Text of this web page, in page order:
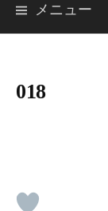
メニュー
018